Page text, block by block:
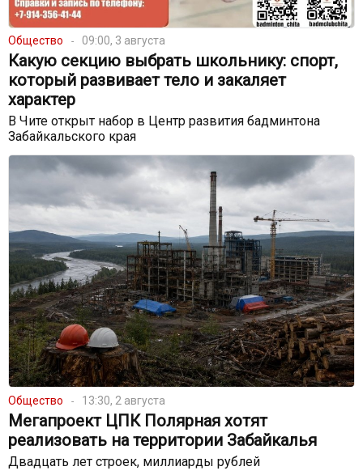
Общество 09:00, 3 августа
Какую секцию выбрать школьнику: спорт,
который развивает тело и закаляет
характер
В Чите открыт набор в Центр развития бадминтона
Забайкальского края
Общество 13:30, 2 августа
Мегапроект ЦПК Полярная хотят
реализовать на территории Забайкалья
Двадцать лет строек, миллиарды рублей